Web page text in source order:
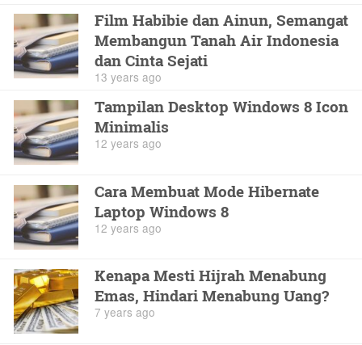
Film Habibie dan Ainun, Semangat
Membangun Tanah Air Indonesia
dan Cinta Sejati
13 years ago
Tampilan Desktop Windows 8 Icon
Minimalis
12 years ago
Cara Membuat Mode Hibernate
Laptop Windows 8
12 years ago
Kenapa Mesti Hijrah Menabung
Emas, Hindari Menabung Uang?
7 years ago